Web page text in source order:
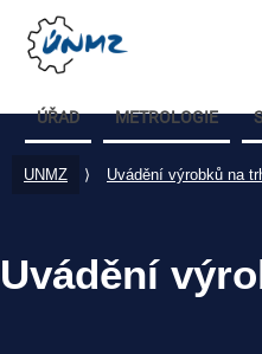
ÚŘAD METROLOGIE
UNMZ ⟩ Uvádění výrobků na
Uvádění